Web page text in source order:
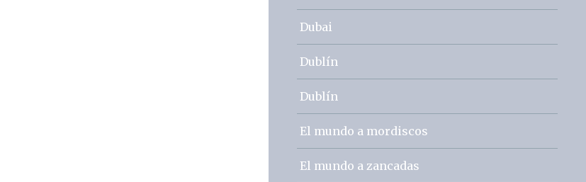
Dubai
Dublín
Dublín
El mundo a mordiscos
El mundo a zancadas